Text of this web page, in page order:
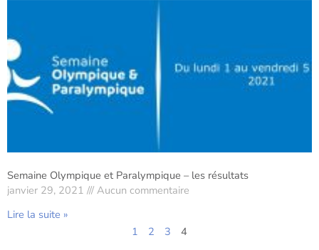
Semaine Olympique et Paralympique – les résultats
janvier 29, 2021
Aucun commentaire
Lire la suite »
1 2 3 4